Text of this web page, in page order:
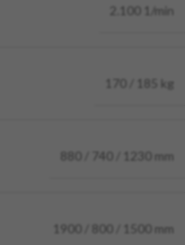
2.100 1/min
170 / 185 kg
880 / 740 / 1230 mm
1900 / 800 / 1500 mm